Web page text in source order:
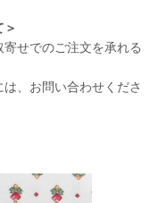
せでのご注文を承れる
、お問い合わせくださ